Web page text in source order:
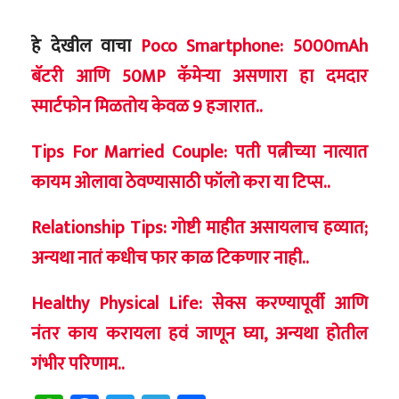
हे देखील वाचा Poco Smartphone: 5000mAh
बॅटरी आणि 50MP कॅमेऱ्या असणारा हा दमदार
स्मार्टफोन मिळतोय केवळ 9 हजारात..
Tips For Married Couple: पती पत्नीच्या नात्यात
कायम ओलावा ठेवण्यासाठी फॉलो करा या टिप्स..
Relationship Tips: गोष्टी माहीत असायलाच हव्यात;
अन्यथा नातं कधीच फार काळ टिकणार नाही..
Healthy Physical Life: सेक्स करण्यापूर्वी आणि
नंतर काय करायला हवं जाणून घ्या, अन्यथा होतील
गंभीर परिणाम..